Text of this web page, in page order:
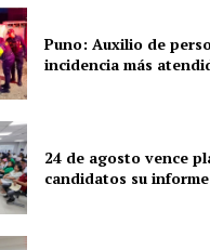
Puno: Auxilio de
incidencia más
24 de agosto vence
candidatos su